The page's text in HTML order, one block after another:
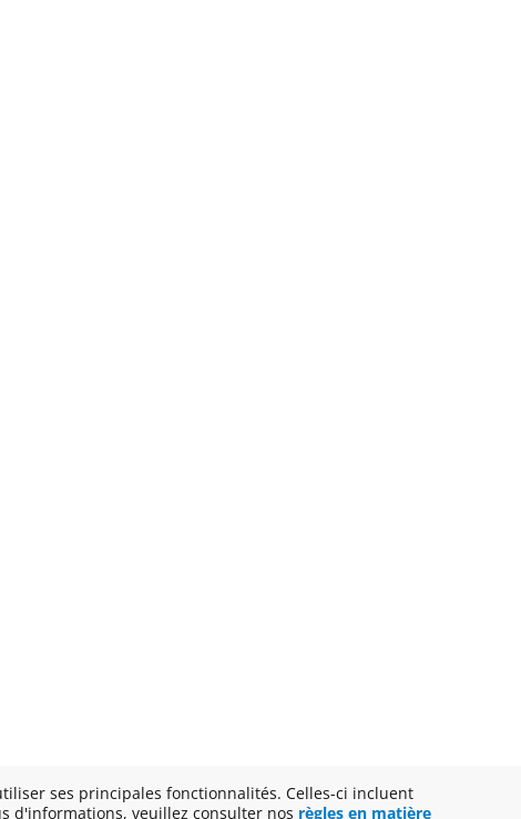
ses principales fonctionnalités. Celles-ci incluent
d'informations, veuillez consulter nos règles en matière